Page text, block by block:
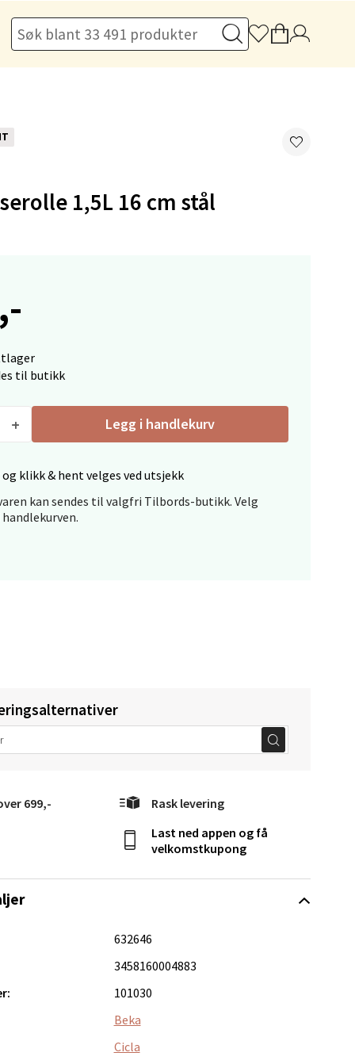
1,5L 16 cm stål
til butikk
Legg i handlekurv
klikk & hent velges ved utsjekk
kan sendes til valgfri Tilbords-butikk. Velg
699,- Rask levering
Last ned appen og få
velkomstkupong
632646
3458160004883
101030
Beka
Cicla